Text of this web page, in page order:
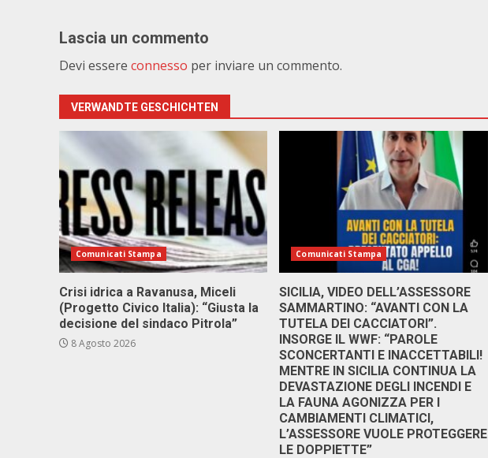
Lascia un commento
Devi essere connesso per inviare un commento.
VERWANDTE GESCHICHTEN
Comunicati Stampa
Crisi idrica a Ravanusa, Miceli
(Progetto Civico Italia): “Giusta la
decisione del sindaco Pitrola”
8 Agosto 2026
Comunicati Stampa
SICILIA, VIDEO DELL’ASSESSORE
SAMMARTINO: “AVANTI CON LA
TUTELA DEI CACCIATORI”.
INSORGE IL WWF: “PAROLE
SCONCERTANTI E INACCETTABILI!
MENTRE IN SICILIA CONTINUA LA
DEVASTAZIONE DEGLI INCENDI E
LA FAUNA AGONIZZA PER I
CAMBIAMENTI CLIMATICI,
L’ASSESSORE VUOLE PROTEGGERE
LE DOPPIETTE”